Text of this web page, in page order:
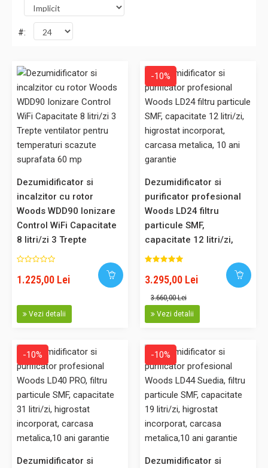
#:
Dezumidificator si incalzitor cu rotor Woods WDD90 Ionizare
Control WiFi Capacitate 8 litri/zi 3 Trepte ventilator pentru
temperaturi scazute suprafata 60 mp
Dezumidificatorul Woods WDD90 este un dezumidificator
portabil convenabil si eficient cu absortie. Functie de
dezumidificare si ionizare, control WiFi inteligent care va ajuta
sa controlati in mod convenabil dezumidificatorul de la
distanta. Tehnica de absortie permite utilizarea in zonele reci,
av..
1.225,00 Lei
Adaugă în Coş
Comparaţie
Dezumidificator si
incalzitor cu rotor
Woods WDD90 Ionizare
Control WiFi Capacitate
8 litri/zi 3 Trepte
ventilator pentru
temperaturi scazute
suprafata 60 mp
1.225,00 Lei
Vezi detalii
-10%
Dezumidificator si
purificator profesional
Woods LD24 filtru
particule SMF,
capacitate 12 litri/zi,
higrostat incorporat,
carcasa metalica, 10 ani
garantie
3.295,00 Lei
3.660,00 Lei
Vezi detalii
-10%
Dezumidificator si
-10%
Dezumidificator si